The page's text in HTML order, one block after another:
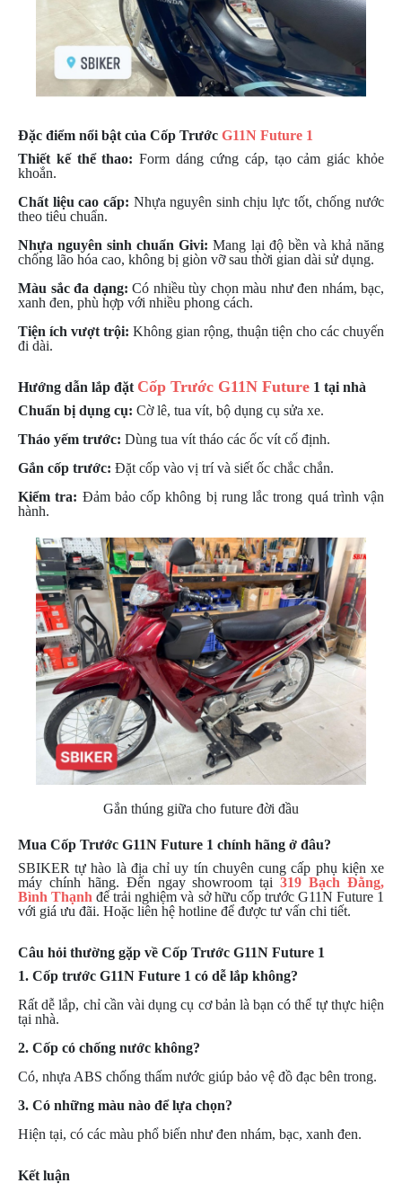
HIỂM
VÁ
XE
STOP
GO
PHỤ
KIỆN
MOTOWOLF
KẸP
ĐIỆN
THOẠI
MÁY
PHỤ
PHƯỢT
CHƠI
MOTO
PHỤ
KIỆN
MBIKER
HCM
SẢN
PHẨM
MỚI
BLOG
PHƯỢT
LIÊN
HÀNG
Đặc điểm nổi bật của Cốp Trước G11N Future 1
Thiết kế thể thao: Form dáng cứng cáp, tạo cảm giác khỏe
khoắn.
Chất liệu cao cấp: Nhựa nguyên sinh chịu lực tốt, chống nước
theo tiêu chuẩn.
Nhựa nguyên sinh chuẩn Givi: Mang lại độ bền và khả năng
chống lão hóa cao, không bị giòn vỡ sau thời gian dài sử dụng.
Màu sắc đa dạng: Có nhiều tùy chọn màu như đen nhám, bạc,
xanh đen, phù hợp với nhiều phong cách.
Tiện ích vượt trội: Không gian rộng, thuận tiện cho các chuyến
đi dài.
Hướng dẫn lắp đặt Cốp Trước G11N Future 1 tại nhà
Chuẩn bị dụng cụ: Cờ lê, tua vít, bộ dụng cụ sửa xe.
Tháo yếm trước: Dùng tua vít tháo các ốc vít cố định.
Gắn cốp trước: Đặt cốp vào vị trí và siết ốc chắc chắn.
Kiểm tra: Đảm bảo cốp không bị rung lắc trong quá trình vận
hành.
Gắn thúng giữa cho future đời đầu
Mua Cốp Trước G11N Future 1 chính hãng ở đâu?
SBIKER tự hào là địa chỉ uy tín chuyên cung cấp phụ kiện xe
máy chính hãng. Đến ngay showroom tại319 Bạch Đằng,
Bình Thạnh để trải nghiệm và sở hữu cốp trước G11N Future 1
với giá ưu đãi. Hoặc liên hệ hotline để được tư vấn chi tiết.
Câu hỏi thường gặp về Cốp Trước G11N Future 1
1. Cốp trước G11N Future 1 có dễ lắp không?
Rất dễ lắp, chỉ cần vài dụng cụ cơ bản là bạn có thể tự thực hiện
tại nhà.
2. Cốp có chống nước không?
Có, nhựa ABS chống thấm nước giúp bảo vệ đồ đạc bên trong.
3. Có những màu nào để lựa chọn?
Hiện tại, có các màu phổ biến như đen nhám, bạc, xanh đen.
Kết luận